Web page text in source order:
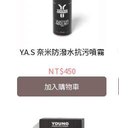
Y.A.S 奈米防潑水抗污噴霧
NT$450
加入購物車